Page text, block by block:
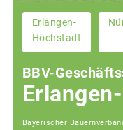
Erlangen-
Höchstadt
BBV-
Bayerischer